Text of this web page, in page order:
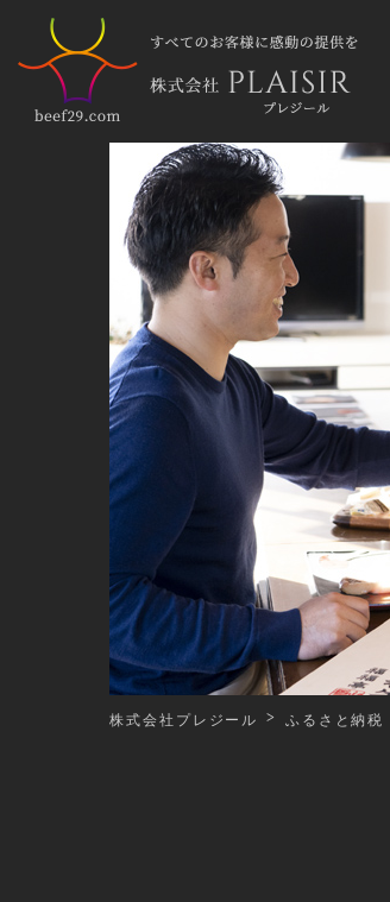
株式会社プレジール ふるさと納税